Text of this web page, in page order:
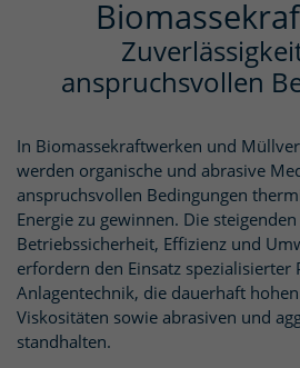
anspruchsvollen
In Biomassekraftwerken und
werden organische und abrasive
anspruchsvollen Bedingungen
Energie zu gewinnen. Die
Betriebssicherheit, Effizienz und
erfordern den Einsatz spezialisierter
Anlagentechnik, die dauerhaft
Viskositäten sowie abrasiven und
standhalten.